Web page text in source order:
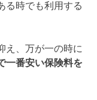
る時でも利用する
え、万が一の時に
一番安い保険料を